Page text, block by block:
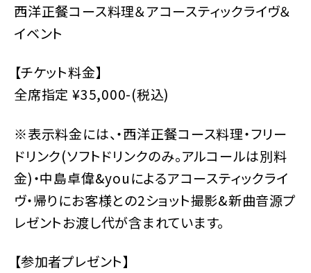
西洋正餐コース料理＆アコースティックライヴ＆
イベント
【チケット料金】
全席指定 ¥35,000-(税込)
※表示料金には、・西洋正餐コース料理・フリー
ドリンク(ソフトドリンクのみ。アルコールは別料
金)・中島卓偉&youによるアコースティックライ
ヴ・帰りにお客様との2ショット撮影&新曲音源プ
レゼントお渡し代が含まれています。
【参加者プレゼント】